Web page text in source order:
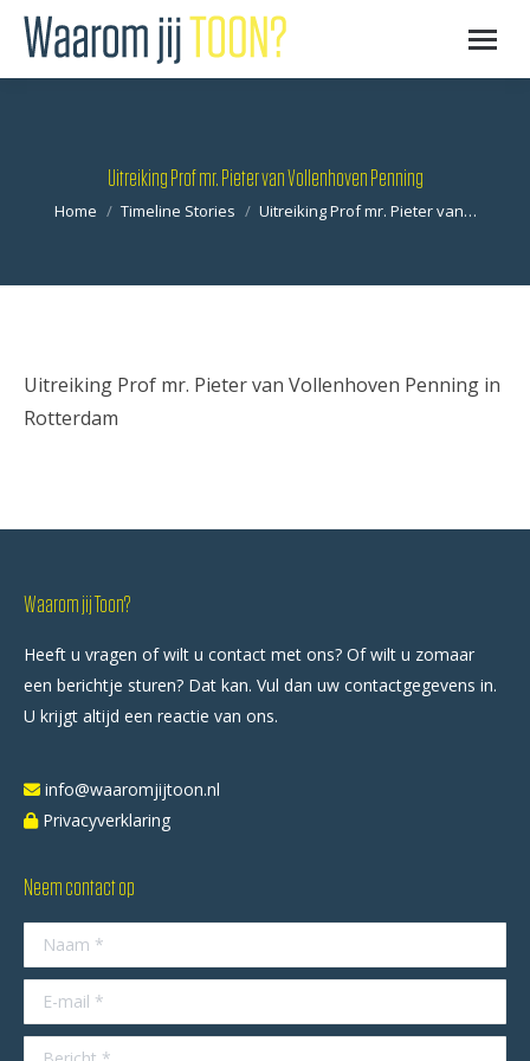
Uitreiking Prof mr. Pieter van Vollenhoven Penning
Je bent hier:
Home Timeline Stories Uitreiking Prof mr. Pieter van…
Uitreiking Prof mr. Pieter van Vollenhoven Penning in
Rotterdam
Waarom jij Toon?
Heeft u vragen of wilt u contact met ons? Of wilt u zomaar
een berichtje sturen? Dat kan. Vul dan uw contactgegevens in.
U krijgt altijd een reactie van ons.
info@waaromjijtoon.nl
Privacyverklaring
Neem contact op
Naam *
E-mail *
Bericht *